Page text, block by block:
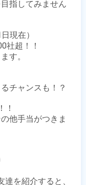
指してみません
現在）
社超！！
す。
チャンスも！？
！
他手当がつきま
達を紹介すると、